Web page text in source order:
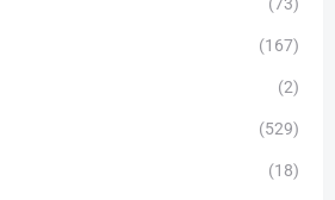
(73)
(167)
(2)
(529)
(18)